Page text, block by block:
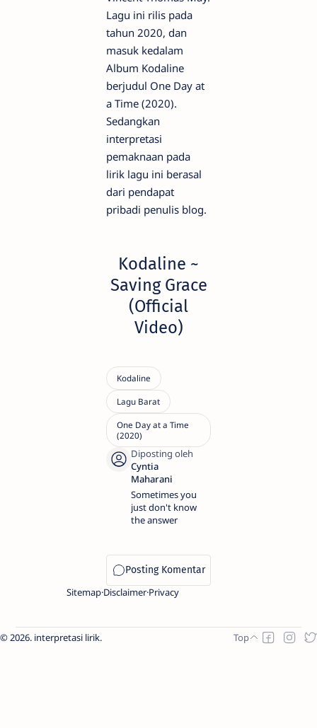
Lagu ini rilis pada
tahun 2020, dan
masuk kedalam
Album Kodaline
berjudul One Day at
a Time (2020).
Sedangkan
interpretasi
pemaknaan pada
lirik lagu ini berasal
dari pendapat
pribadi penulis blog.
Kodaline ~
Saving Grace
(Official
Video)
Sometimes you
just don't know
the answer
Sitemap Disclaimer Privacy
2026. interpretasi lirik.